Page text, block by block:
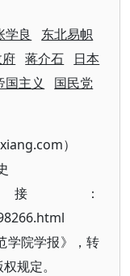
学良
东北易帜
蒋介石
日本
国主义
国民党
）
：
学院学报》，转
规定。